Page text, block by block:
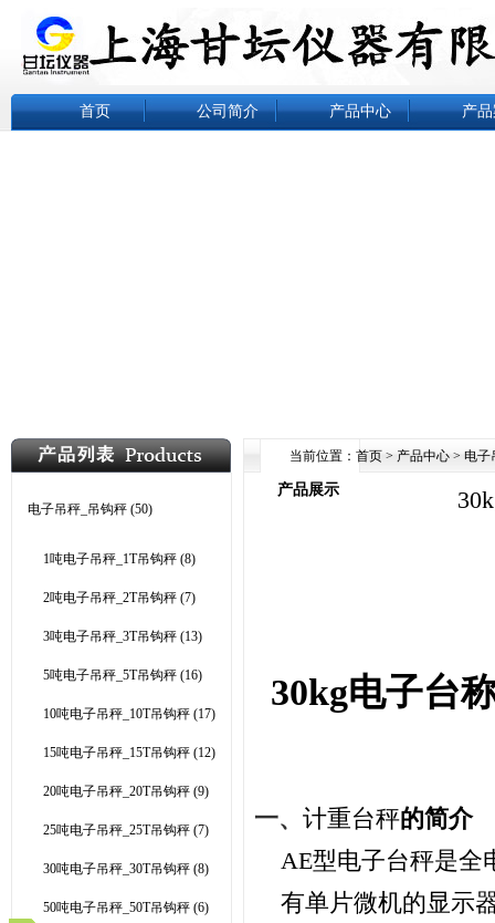
首页 公司简介 产品中心 产
电子吊秤_吊钩秤 (50)
1吨电子吊秤_1T吊钩秤 (8)
2吨电子吊秤_2T吊钩秤 (7)
3吨电子吊秤_3T吊钩秤 (13)
5吨电子吊秤_5T吊钩秤 (16)
10吨电子吊秤_10T吊钩秤 (17)
15吨电子吊秤_15T吊钩秤 (12)
20吨电子吊秤_20T吊钩秤 (9)
25吨电子吊秤_25T吊钩秤 (7)
30吨电子吊秤_30T吊钩秤 (8)
50吨电子吊秤_50T吊钩秤 (6)
当前位置： 首页 > 产品中心 > 电子
产品展示
30kg电子台
一、 计重台秤的简介
AE型电子台秤是全
有单片微机的显示